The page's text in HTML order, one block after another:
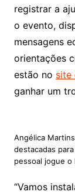
registrar a
o evento,
mensagens
orientações
estão no site
ganhar um
Angélica
destacadas
pessoal jogue o
“Vamos